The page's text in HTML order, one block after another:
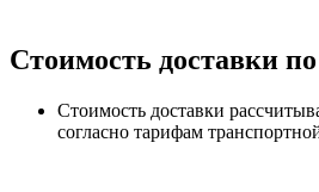
Стоимость доставки
Стоимость доставки
согласно тарифам